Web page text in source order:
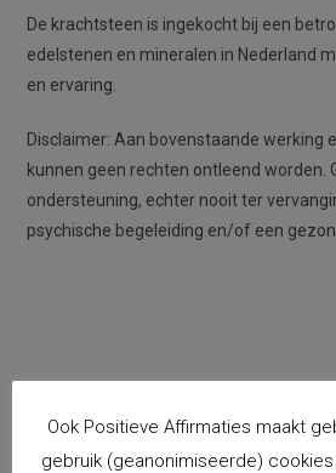
De krachtsteen is ingekocht bij een
edelstenen en mineralen in Nederland
en ervaring.
Disclaimer: Aan bovenstaande werking
kunnen geen rechten ontleend worden.
ondersteuning, echter nooit ter
psychische begeleiding en/of een
Ook Positieve Affirmaties maakt
gebruik (geanonimiseerde)